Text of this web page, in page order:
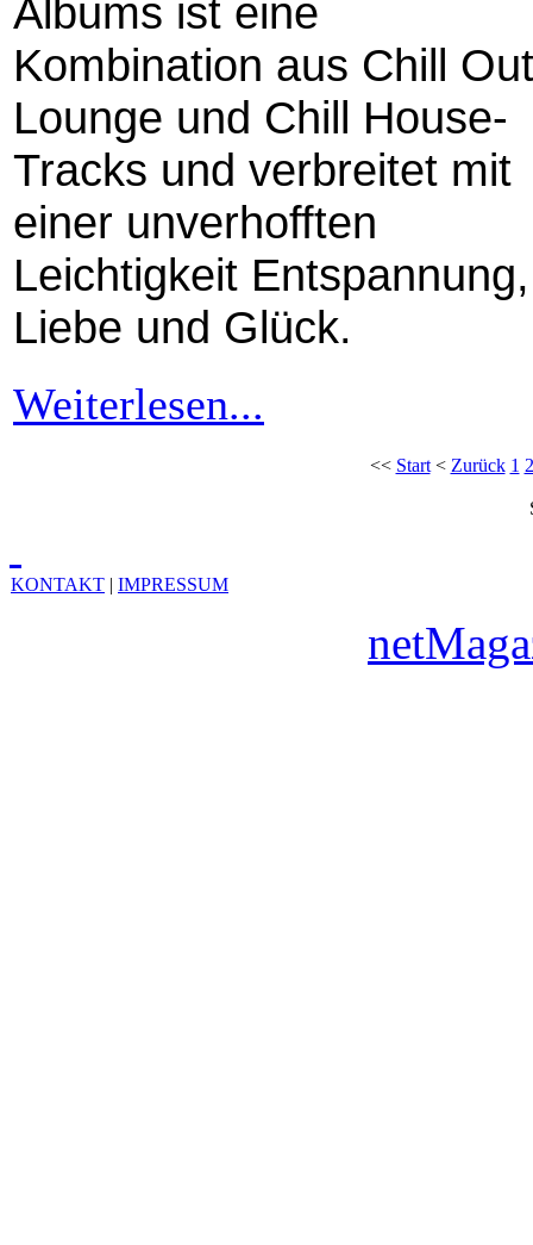
Albums ist eine
Kombination aus Chill
Lounge und Chill House-
Tracks und verbreitet mit
einer unverhofften
Leichtigkeit Entspannung,
Liebe und Glück.
Weiterlesen...
<< Start< Zurück 1 2
KONTAKT | IMPRESSUM